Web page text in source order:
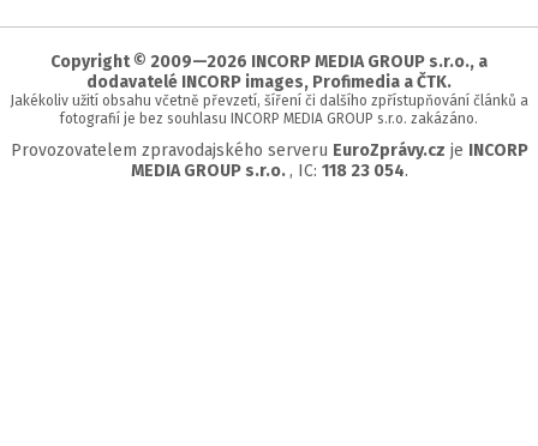
stránky
Copyright © 2009—2026 INCORP MEDIA GROUP s.r.o., a
dodavatelé INCORP images, Profimedia a ČTK.
Jakékoliv užití obsahu včetně převzetí, šíření či dalšího zpřístupňování článků a
fotografií je bez souhlasu INCORP MEDIA GROUP s.r.o. zakázáno.
Provozovatelem zpravodajského serveru EuroZprávy.cz je INCORP
MEDIA GROUP s.r.o., IC: 118 23 054.